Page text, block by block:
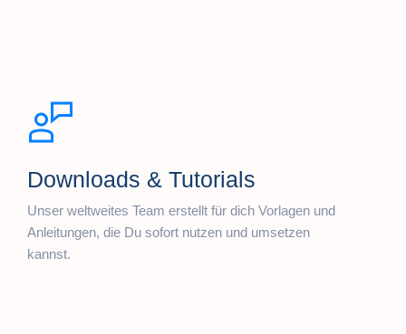
Downloads & Tutorials
Unser weltweites Team erstellt für dich Vorlagen und
Anleitungen, die Du sofort nutzen und umsetzen
kannst.